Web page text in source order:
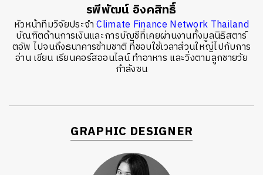
รพีพัฒน์ อิงคสิทธิ์
หัวหน้าทีมวิจัยประจำClimate Finance Network Thailand
บัณฑิตด้านการเงินและการบัญชีที่เคยผ่านงานทั้งมูลนิธิสตาร์
ตอัพ ไปจนถึงธนาคารข้ามชาติ ที่ชอบใช้เวลาส่วนใหญ่ไปกับการ
อ่าน เขียน เรียนคอร์สออนไลน์ ทำอาหาร และวิ่งตามลูกชายวัย
กำลังซน
GRAPHIC DESIGNER